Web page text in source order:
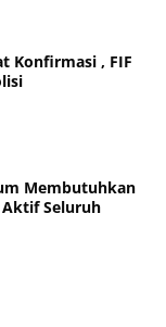
Konfirmasi , FIF
Membutuhkan
Seluruh